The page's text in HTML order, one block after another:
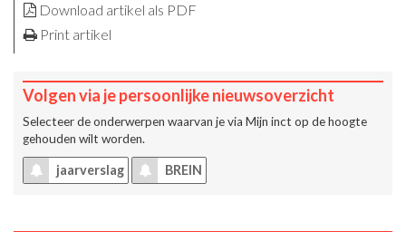
Download artikel als PDF
Print artikel
Volgen via je persoonlijke nieuwsoverzicht
Selecteer de onderwerpen waarvan je via Mijn inct op de hoogte
gehouden wilt worden.
jaarverslag BREIN